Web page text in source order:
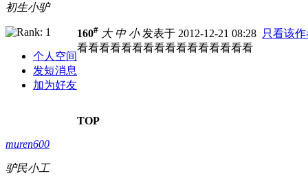
初生小驴
个人空间
发短消息
加为好友
160# 大 中 小发表于 2012-12-21 08:28 只看该
看看看看看看看看看看看看看看看看
TOP
muren600
驴民小工